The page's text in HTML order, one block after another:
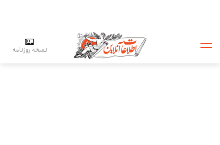
نسخه روزنامه